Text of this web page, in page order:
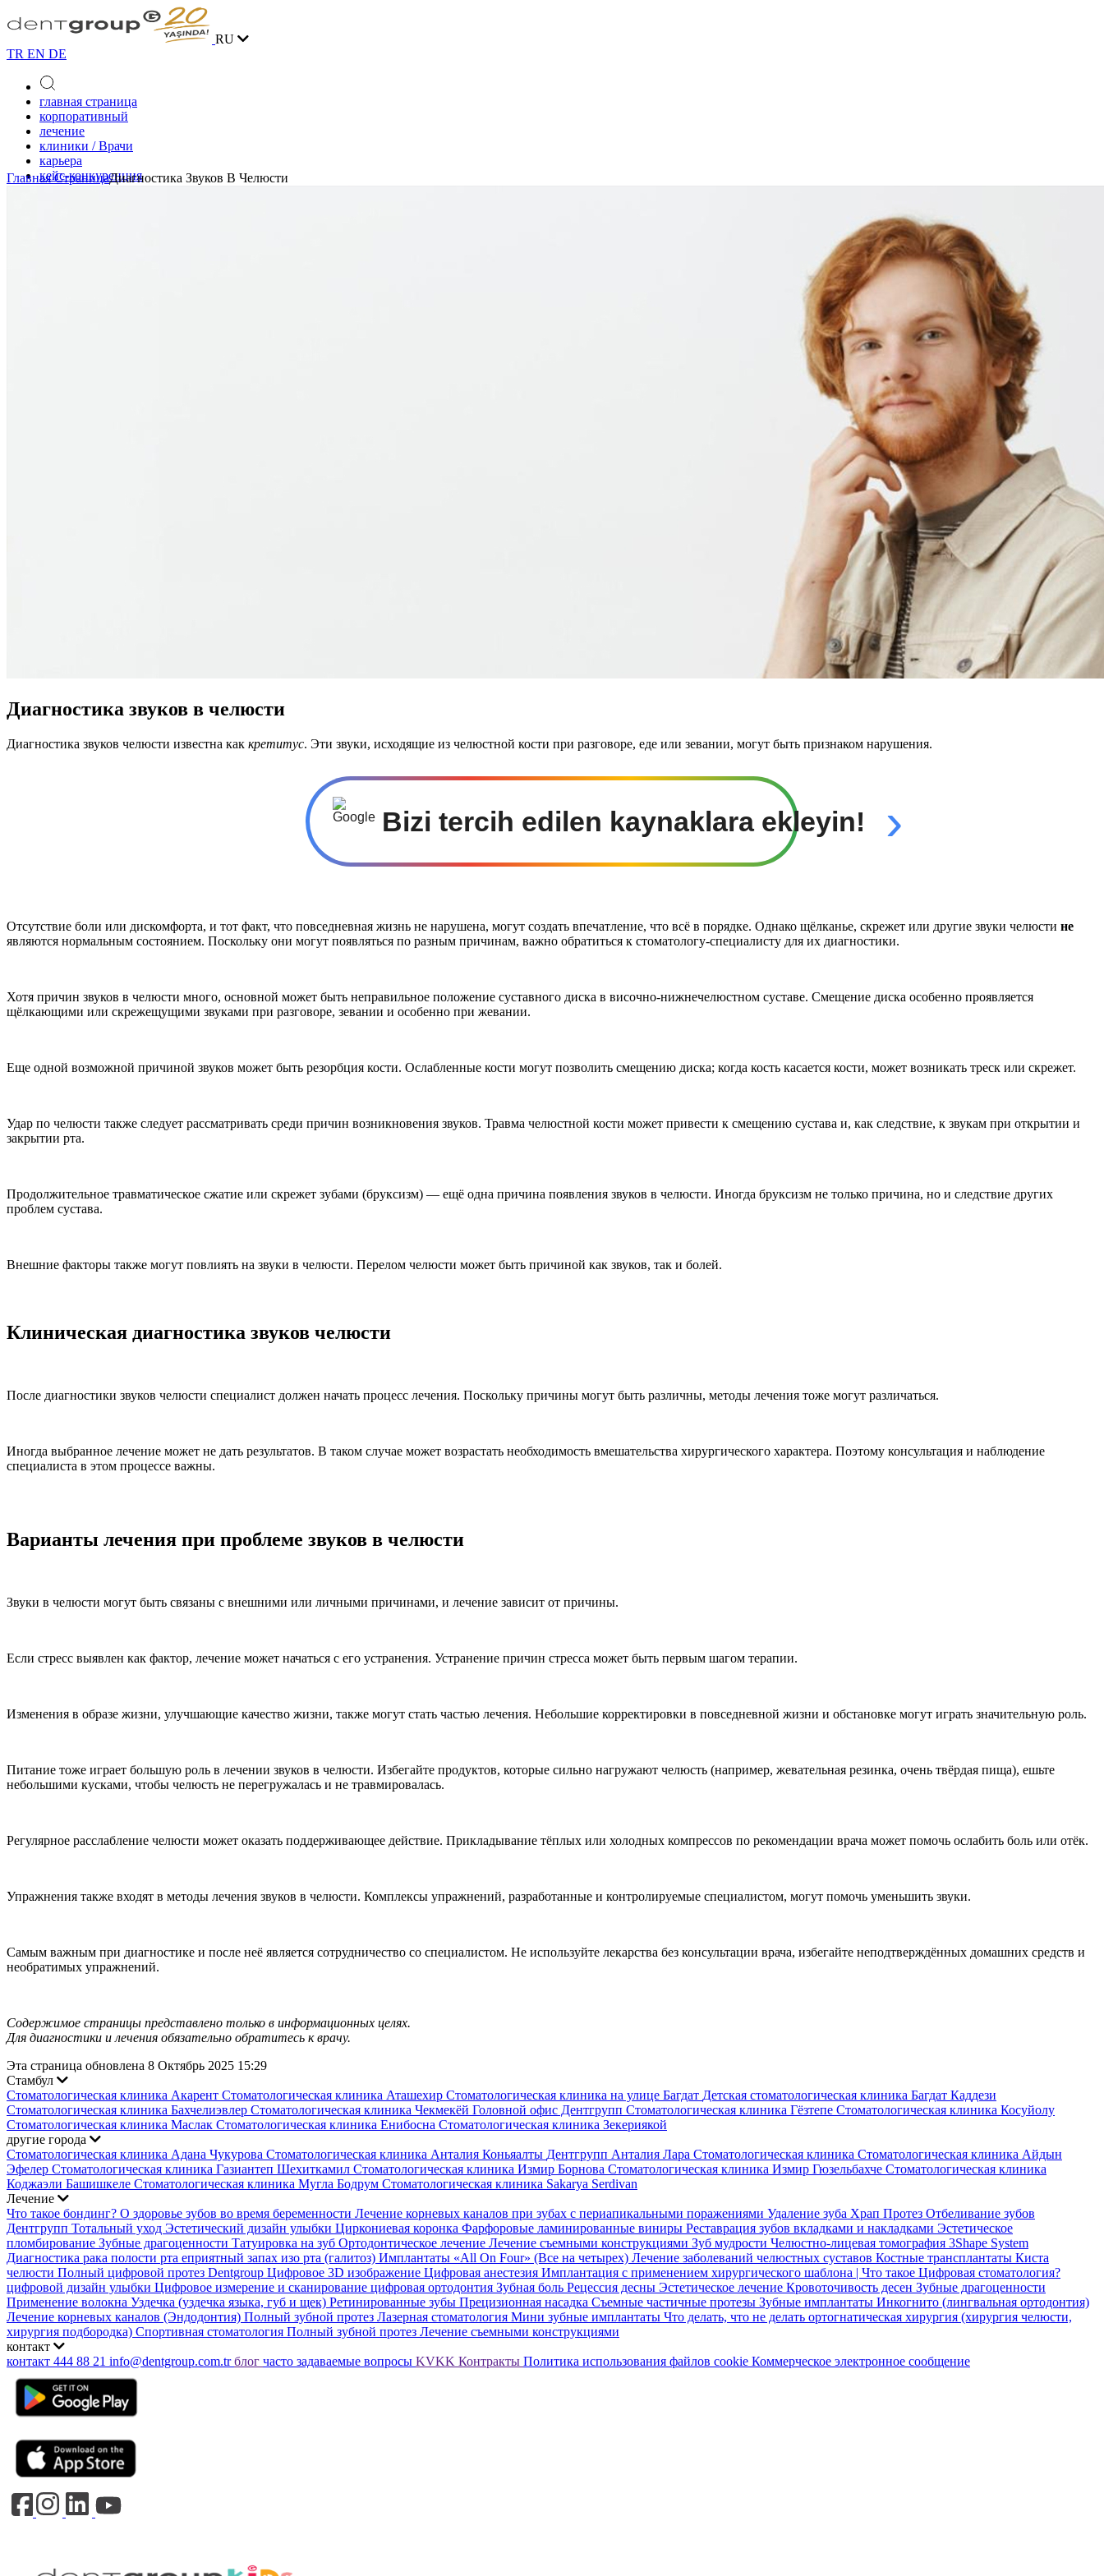
RU
TR EN DE
главная страница
корпоративный
лечение
клиники / Врачи
карьера
кейс-конкуренция
Главная СтраницаДиагностика Звуков В Челюсти
Диагностика звуков в челюсти
Диагностика звуков челюсти известна как кретитус. Эти звуки, исходящие из челюстной кости при разговоре, еде или зевании, могут быть признаком нарушения.
Bizi tercih edilen kaynaklara ekleyin! ›
Отсутствие боли или дискомфорта, и тот факт, что повседневная жизнь не нарушена, могут создать впечатление, что всё в порядке. Однако щёлканье, скрежет или другие звуки челюсти не
являются нормальным состоянием. Поскольку они могут появляться по разным причинам, важно обратиться к стоматологу‑специалисту для их диагностики.
Хотя причин звуков в челюсти много, основной может быть неправильное положение суставного диска в височно‑нижнечелюстном суставе. Смещение диска особенно проявляется
щёлкающими или скрежещущими звуками при разговоре, зевании и особенно при жевании.
Еще одной возможной причиной звуков может быть резорбция кости. Ослабленные кости могут позволить смещению диска; когда кость касается кости, может возникать треск или скрежет.
Удар по челюсти также следует рассматривать среди причин возникновения звуков. Травма челюстной кости может привести к смещению сустава и, как следствие, к звукам при открытии и
закрытии рта.
Продолжительное травматическое сжатие или скрежет зубами (бруксизм) — ещё одна причина появления звуков в челюсти. Иногда бруксизм не только причина, но и следствие других
проблем сустава.
Внешние факторы также могут повлиять на звуки в челюсти. Перелом челюсти может быть причиной как звуков, так и болей.
Клиническая диагностика звуков челюсти
После диагностики звуков челюсти специалист должен начать процесс лечения. Поскольку причины могут быть различны, методы лечения тоже могут различаться.
Иногда выбранное лечение может не дать результатов. В таком случае может возрастать необходимость вмешательства хирургического характера. Поэтому консультация и наблюдение
специалиста в этом процессе важны.
Варианты лечения при проблеме звуков в челюсти
Звуки в челюсти могут быть связаны с внешними или личными причинами, и лечение зависит от причины.
Если стресс выявлен как фактор, лечение может начаться с его устранения. Устранение причин стресса может быть первым шагом терапии.
Изменения в образе жизни, улучшающие качество жизни, также могут стать частью лечения. Небольшие корректировки в повседневной жизни и обстановке могут играть значительную роль.
Питание тоже играет большую роль в лечении звуков в челюсти. Избегайте продуктов, которые сильно нагружают челюсть (например, жевательная резинка, очень твёрдая пища), ешьте
небольшими кусками, чтобы челюсть не перегружалась и не травмировалась.
Регулярное расслабление челюсти может оказать поддерживающее действие. Прикладывание тёплых или холодных компрессов по рекомендации врача может помочь ослабить боль или отёк.
Упражнения также входят в методы лечения звуков в челюсти. Комплексы упражнений, разработанные и контролируемые специалистом, могут помочь уменьшить звуки.
Самым важным при диагностике и после неё является сотрудничество со специалистом. Не используйте лекарства без консультации врача, избегайте неподтверждённых домашних средств и
необратимых упражнений.
Содержимое страницы представлено только в информационных целях.
Для диагностики и лечения обязательно обратитесь к врачу.
Эта страница обновлена 8 Октябрь 2025 15:29
Стамбул
Стоматологическая клиника Акарент Стоматологическая клиника Аташехир Стоматологическая клиника на улице Багдат Детская стоматологическая клиника Багдат Каддези
Стоматологическая клиника Бахчелиэвлер Стоматологическая клиника Чекмекёй Головной офис Дентгрупп Стоматологическая клиника Гёзтепе Стоматологическая клиника Косуйолу
Стоматологическая клиника Маслак Стоматологическая клиника Енибосна Стоматологическая клиника Зекериякой
другие города
Стоматологическая клиника Адана Чукурова Стоматологическая клиника Анталия Коньяалты Дентгрупп Анталия Лара Стоматологическая клиника Стоматологическая клиника Айдын
Эфелер Стоматологическая клиника Газиантеп Шехиткамил Стоматологическая клиника Измир Борнова Стоматологическая клиника Измир Гюзельбахче Стоматологическая клиника
Коджаэли Башишкеле Стоматологическая клиника Мугла Бодрум Стоматологическая клиника Sakarya Serdivan
Лечение
Что такое бондинг? О здоровье зубов во время беременности Лечение корневых каналов при зубах с периапикальными поражениями Удаление зуба Храп Протез Отбеливание зубов
Дентгрупп Тотальный уход Эстетический дизайн улыбки Циркониевая коронка Фарфоровые ламинированные виниры Реставрация зубов вкладками и накладками Эстетическое
пломбирование Зубные драгоценности Татуировка на зуб Ортодонтическое лечение Лечение съемными конструкциями Зуб мудрости Челюстно-лицевая томография 3Shape System
Диагностика рака полости рта еприятный запах изо рта (галитоз) Имплантаты «All On Four» (Все на четырех) Лечение заболеваний челюстных суставов Костные трансплантаты Киста
челюсти Полный цифровой протез Dentgroup Цифровое 3D изображение Цифровая анестезия Имплантация с применением хирургического шаблона | Что такое Цифровая стоматология?
цифровой дизайн улыбки Цифровое измерение и сканирование цифровая ортодонтия Зубная боль Рецессия десны Эстетическое лечение Кровоточивость десен Зубные драгоценности
Применение волокна Уздечка (уздечка языка, губ и щек) Ретинированные зубы Прецизионная насадка Съемные частичные протезы Зубные имплантаты Инкогнито (лингвальная ортодонтия)
Лечение корневых каналов (Эндодонтия) Полный зубной протез Лазерная стоматология Мини зубные имплантаты Что делать, что не делать ортогнатическая хирургия (хирургия челюсти,
хирургия подбородка) Спортивная стоматология Полный зубной протез Лечение съемными конструкциями
контакт
контакт 444 88 21 info@dentgroup.com.tr блог часто задаваемые вопросы KVKK Контракты Политика использования файлов cookie Коммерческое электронное сообщение